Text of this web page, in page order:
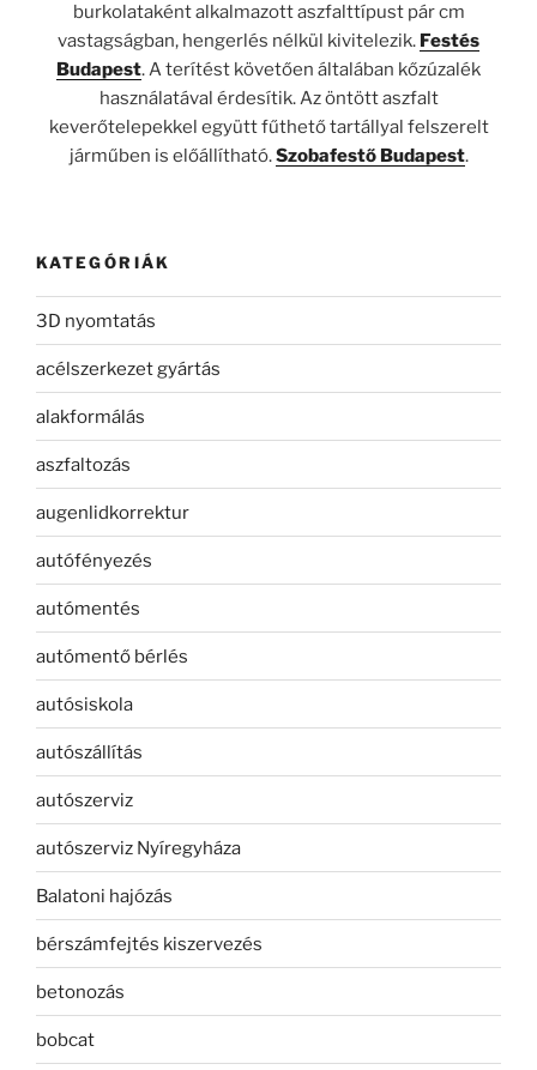
burkolataként alkalmazott aszfalttípust pár cm
vastagságban, hengerlés nélkül kivitelezik. Festés
Budapest. A terítést követően általában kőzúzalék
használatával érdesítik. Az öntött aszfalt
keverőtelepekkel együtt fűthető tartállyal felszerelt
járműben is előállítható.Szobafestő Budapest.
KATEGÓRIÁK
3D nyomtatás
acélszerkezet gyártás
alakformálás
aszfaltozás
augenlidkorrektur
autófényezés
autómentés
autómentő bérlés
autósiskola
autószállítás
autószerviz
autószerviz Nyíregyháza
Balatoni hajózás
bérszámfejtés kiszervezés
betonozás
bobcat